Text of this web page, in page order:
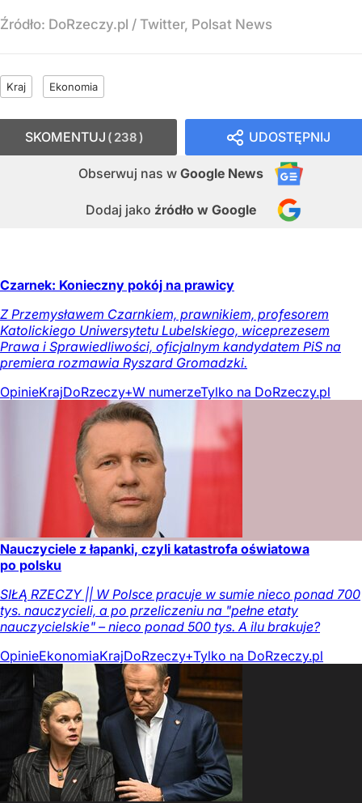
Źródło: DoRzeczy.pl / Twitter, Polsat News
Kraj Ekonomia
UDOSTĘPNIJ
Obserwuj nas w Google News
Dodaj jako źródło w Google
SKOMENTUJ 238
Czarnek: Konieczny pokój na prawicy
Z Przemysławem Czarnkiem, prawnikiem, profesorem
Katolickiego Uniwersytetu Lubelskiego, wiceprezesem
Prawa i Sprawiedliwości, oficjalnym kandydatem PiS na
premiera rozmawia Ryszard Gromadzki.
OpinieKrajDoRzeczy+W numerzeTylko na DoRzeczy.pl
Nauczyciele z łapanki, czyli katastrofa oświatowa
po polsku
SIŁĄ RZECZY || W Polsce pracuje w sumie nieco ponad 700
tys. nauczycieli, a po przeliczeniu na "pełne etaty
nauczycielskie" – nieco ponad 500 tys. A ilu brakuje?
OpinieEkonomiaKrajDoRzeczy+Tylko na DoRzeczy.pl